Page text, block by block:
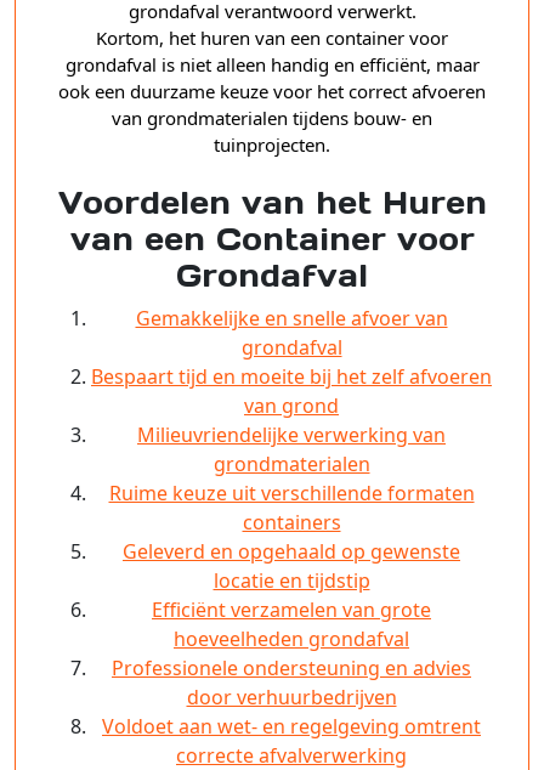
grondafval verantwoord verwerkt.
Kortom, het huren van een container voor
grondafval is niet alleen handig en efficiënt, maar
ook een duurzame keuze voor het correct afvoeren
van grondmaterialen tijdens bouw- en
tuinprojecten.
Voordelen van het Huren
van een Container voor
Grondafval
Gemakkelijke en snelle afvoer van
grondafval
Bespaart tijd en moeite bij het zelf afvoeren
van grond
Milieuvriendelijke verwerking van
grondmaterialen
Ruime keuze uit verschillende formaten
containers
Geleverd en opgehaald op gewenste
locatie en tijdstip
Efficiënt verzamelen van grote
hoeveelheden grondafval
Professionele ondersteuning en advies
door verhuurbedrijven
Voldoet aan wet- en regelgeving omtrent
correcte afvalverwerking